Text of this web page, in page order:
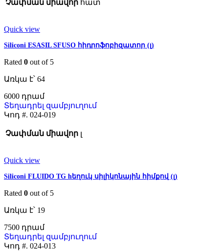
Չափման միավոր հատ
Quick view
Siliconi ESASIL SFUSO հիդրոֆոբիզատոր (լ)
Rated 0 out of 5
Առկա է՝ 64
6000
Տեղադրել զամբյուղում
Կոդ #. 024-019
Չափման միավոր լ
Quick view
Siliconi FLUIDO TG hեղուկ սիլիկոնային հիմքով (լ)
Rated 0 out of 5
Առկա է՝ 19
7500
Տեղադրել զամբյուղում
Կոդ #. 024-013